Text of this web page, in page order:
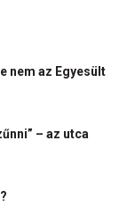
nem az Egyesült
– az utca